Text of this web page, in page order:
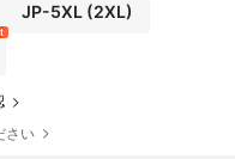
JP-5XL(2XL)
さい